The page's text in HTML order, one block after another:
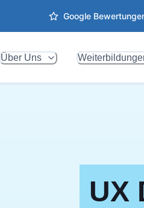
Google
Über Uns
UX